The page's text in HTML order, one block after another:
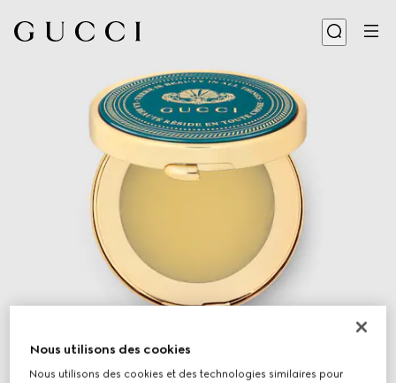
Nous utilisons des cookies
Nous utilisons des cookies et des technologies similaires pour